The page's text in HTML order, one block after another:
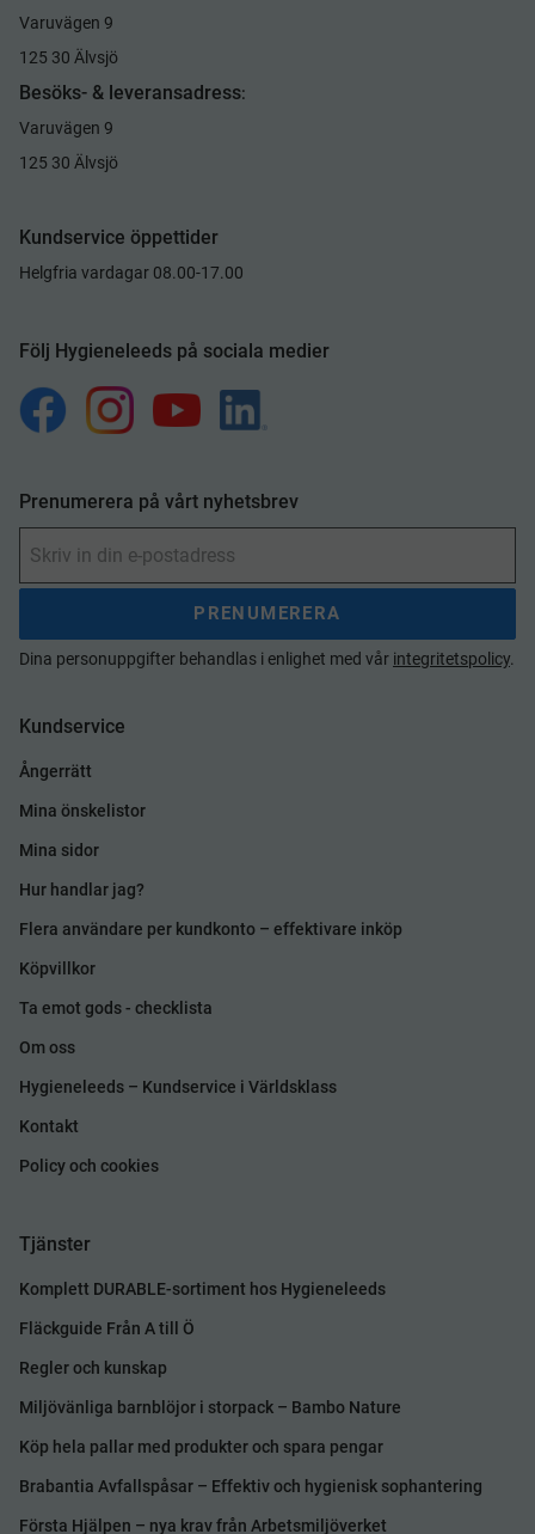
Varuvägen 9
125 30 Älvsjö
Besöks- & leveransadress:
Varuvägen 9
125 30 Älvsjö
Kundservice öppettider
Helgfria vardagar 08.00-17.00
Följ Hygieneleeds på sociala medier
Prenumerera på vårt nyhetsbrev
PRENUMERERA
Dina personuppgifter behandlas i enlighet med vår integritetspolicy.
Kundservice
Ångerrätt
Mina önskelistor
Mina sidor
Hur handlar jag?
Flera användare per kundkonto – effektivare inköp
Köpvillkor
Ta emot gods - checklista
Om oss
Hygieneleeds – Kundservice i Världsklass
Kontakt
Policy och cookies
Tjänster
Komplett DURABLE-sortiment hos Hygieneleeds
Fläckguide Från A till Ö
Regler och kunskap
Miljövänliga barnblöjor i storpack – Bambo Nature
Köp hela pallar med produkter och spara pengar
Brabantia Avfallspåsar – Effektiv och hygienisk sophantering
Första Hjälpen – nya krav från Arbetsmiljöverket